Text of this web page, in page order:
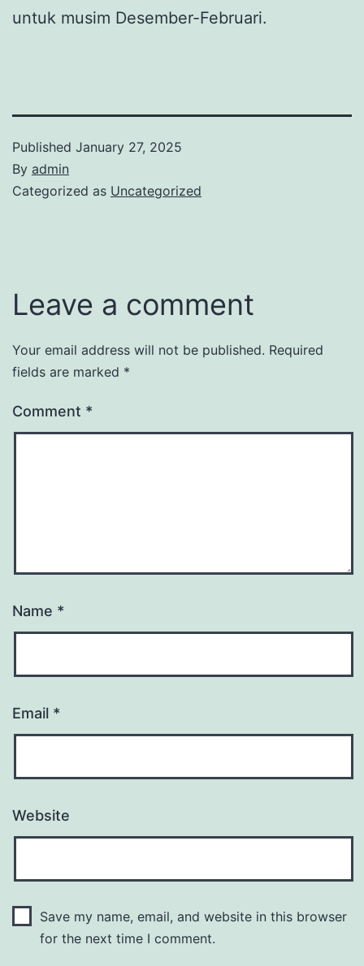
untuk musim Desember-Februari.
Published January 27, 2025
By admin
Categorized as Uncategorized
Leave a comment
Your email address will not be published. Required
fields are marked *
Comment *
Name *
Email *
Website
Save my name, email, and website in this browser
for the next time I comment.